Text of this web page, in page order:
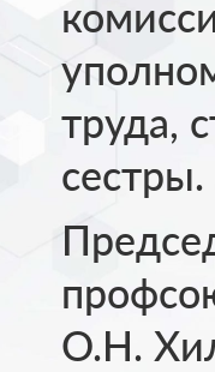
труда,
сестры.
О.Н.